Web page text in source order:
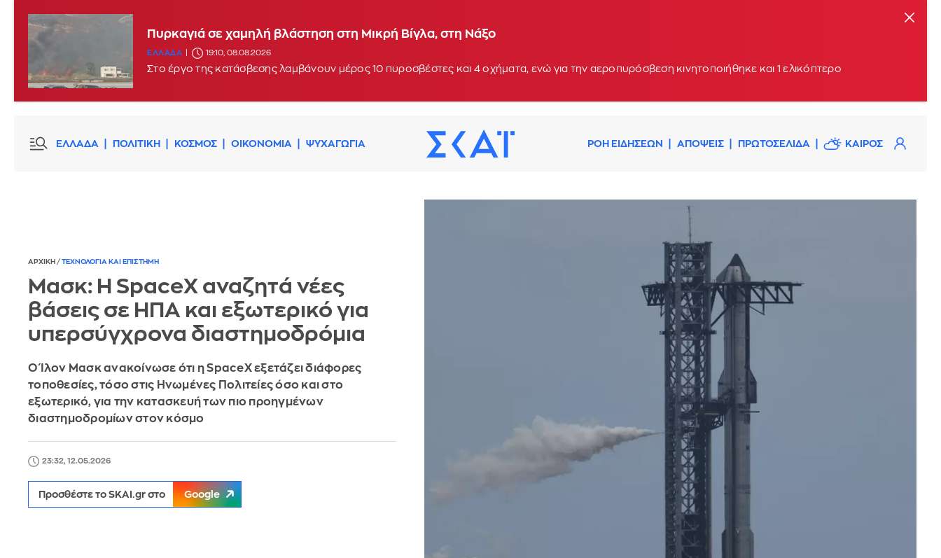
Πυρκαγιά σε χαμηλή βλάστηση στη Μικρή Βίγλα, στη Νάξο
ΕΛΛΑΔΑ 19:10, 08.08.2026
Στο έργο της κατάσβεσης λαμβάνουν μέρος 10 πυροσβέστες και 4 οχήματα, ενώ για την αεροπυρόσβεση κινητοποιήθηκε και 1 ελικόπτερο
ΕΛΛΑΔΑ ΠΟΛΙΤΙΚΗ ΚΟΣΜΟΣ ΟΙΚΟΝΟΜΙΑ ΨΥΧΑΓΩΓΙΑ ΡΟΗ ΕΙΔΗΣΕΩΝ ΑΠΟΨΕΙΣ ΠΡΩΤΟΣΕΛΙΔΑ ΚΑΙΡΟΣ
ΑΡΧΙΚΗ / ΤΕΧΝΟΛΟΓΙΑ ΚΑΙ ΕΠΙΣΤΗΜΗ
Μασκ: Η SpaceX αναζητά νέες
βάσεις σε ΗΠΑ και εξωτερικό για
υπερσύγχρονα διαστημοδρόμια
Ο Ίλον Μασκ ανακοίνωσε ότι η SpaceX εξετάζει διάφορες
τοποθεσίες, τόσο στις Ηνωμένες Πολιτείες όσο και στο
εξωτερικό, για την κατασκευή των πιο προηγμένων
διαστημοδρομίων στον κόσμο
23:32, 12.05.2026
Προσθέστε το SKAI.gr στο Google